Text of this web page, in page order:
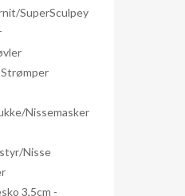
SuperSculpey
nissemasker
nisse
3,5cm -